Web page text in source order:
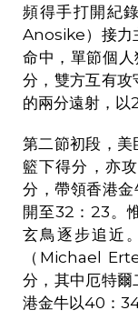
頻得手打開紀
Anosike）接力
命中，單節個
分，雙方互有攻
的兩分遠射，以
第二節初段，
籃下得分，亦
分，帶領香港
開至32 ：23。
玄鳥逐步追近
（ Michael
分，其中厄特
港金牛以40 ：